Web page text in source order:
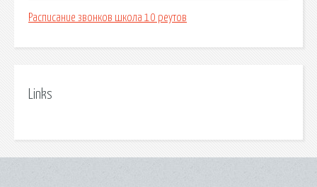
Расписание звонков школа 10 реутов
Links